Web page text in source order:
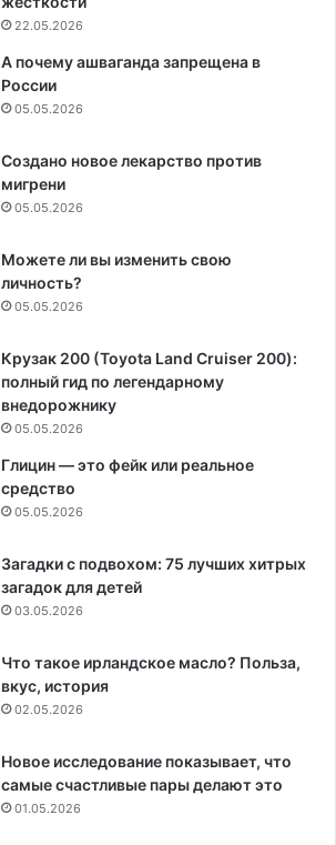
22.05.2026
А почему ашваганда запрещена в
России
05.05.2026
Создано новое лекарство против
мигрени
05.05.2026
Можете ли вы изменить свою
личность?
05.05.2026
Крузак 200 (Toyota Land Cruiser 200):
полный гид по легендарному
внедорожнику
05.05.2026
Глицин — это фейк или реальное
средство
05.05.2026
Загадки с подвохом: 75 лучших хитрых
загадок для детей
03.05.2026
Что такое ирландское масло? Польза,
вкус, история
02.05.2026
Новое исследование показывает, что
самые счастливые пары делают это
01.05.2026